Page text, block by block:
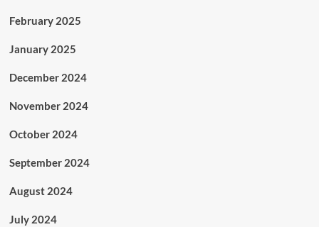
February 2025
January 2025
December 2024
November 2024
October 2024
September 2024
August 2024
July 2024